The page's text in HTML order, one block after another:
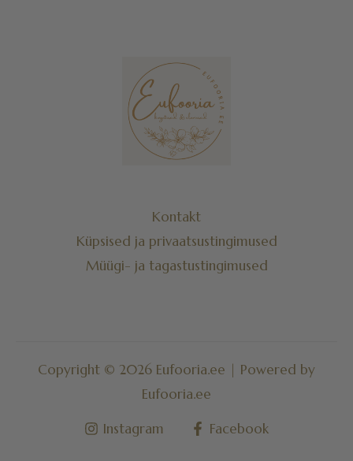
Kontakt
Küpsised ja privaatsustingimused
Müügi- ja tagastustingimused
Copyright © 2026 Eufooria.ee | Powered by
Eufooria.ee
Instagram
Facebook